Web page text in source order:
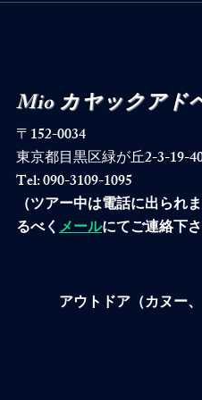
Mio カヤックアド
〒152-0034
東京都目黒区緑が丘2-3-19-
Tel: 090-3109-1095
（ツアー中は電話に出られ
るべくメールにてご連絡下さ
アウトドア（カヌー